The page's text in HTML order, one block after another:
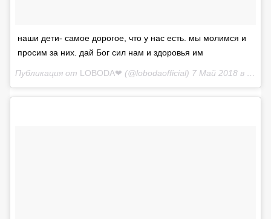
наши дети- самое дорогое, что у нас есть. мы молимся и
просим за них. дай Бог сил нам и здоровья им
Публикация от LOBODA❤ (@lobodaofficial) 7 Май 2018 в 8:07 PDT